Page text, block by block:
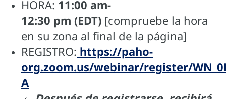
HORA: 11:00 am-
12:30 pm (EDT) [compruebe la hora
en su zona al final de la página]
REGISTRO: https://paho-
org.zoom.us/webinar/register/
A